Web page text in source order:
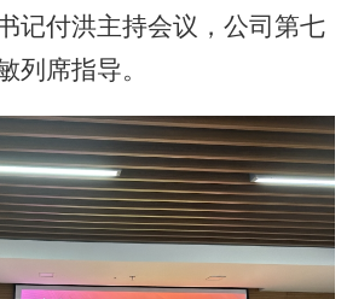
记付洪主持会议，公司第七
列席指导。